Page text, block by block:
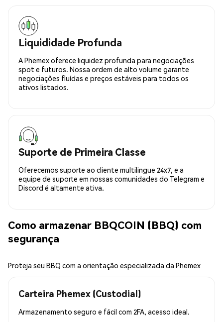
Liquididade Profunda
A Phemex oferece liquidez profunda para negociações
spot e futuros. Nossa ordem de alto volume garante
negociações fluídas e preços estáveis para todos os
ativos listados.
Suporte de Primeira Classe
Oferecemos suporte ao cliente multilingue 24x7, e a
equipe de suporte em nossas comunidades do Telegram e
Discord é altamente ativa.
Como armazenar BBQCOIN (BBQ) com
segurança
Proteja seu BBQ com a orientação especializada da Phemex
Carteira Phemex (Custodial)
Armazenamento seguro e fácil com 2FA, acesso ideal.